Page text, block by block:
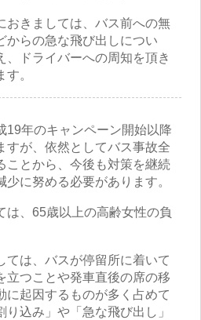
きましては、バス前への無
からの急な飛び出しについ
、ドライバーへの周知を頂き
。
年のキャンペーン開始以降
すが、依然としてバス事故全
ことから、今後も対策を継続
少に努める必要があります。
、65歳以上の高齢女性の負
は、バスが停留所に着いて
立つことや発車直後の席の移
に起因するものが多く占めて
込み」や「急な飛び出し」